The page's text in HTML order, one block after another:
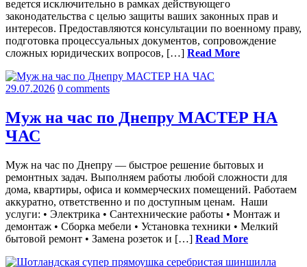
ведется исключительно в рамках действующего
законодательства с целью защиты ваших законных прав и
интересов. Предоставляются консультации по военному праву,
подготовка процессуальных документов, сопровождение
сложных юридических вопросов, […] Read More
29.07.2026 0 comments
Муж на час по Днепру МАСТЕР НА
ЧАС
Муж на час по Днепру — быстрое решение бытовых и
ремонтных задач. Выполняем работы любой сложности для
дома, квартиры, офиса и коммерческих помещений. Работаем
аккуратно, ответственно и по доступным ценам. Наши
услуги: • Электрика • Сантехнические работы • Монтаж и
демонтаж • Сборка мебели • Установка техники • Мелкий
бытовой ремонт • Замена розеток и […] Read More